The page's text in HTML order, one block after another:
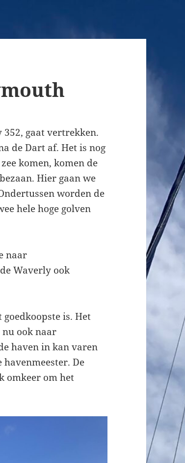
352, gaat vertrekken.
de Dart af. Het is nog
komen, komen de
Hier gaan we
worden de
hele hoge golven
naar
Waverly ook
is. Het
ook naar
haven in kan varen
De
omkeer om het